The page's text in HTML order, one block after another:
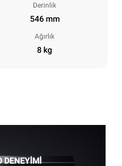
Derinlik
546 mm
Ağırlık
8 kg
DENEYİMİ